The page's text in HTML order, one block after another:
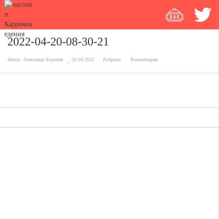
2022-04-20-08-30-21
Автор: Александр Коренев 20.04.2022 Рубрика: Комментарии